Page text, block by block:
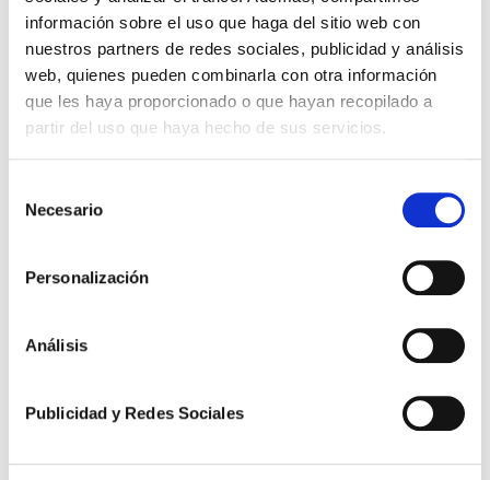
información sobre el uso que haga del sitio web con
nuestros partners de redes sociales, publicidad y análisis
web, quienes pueden combinarla con otra información
que les haya proporcionado o que hayan recopilado a
partir del uso que haya hecho de sus servicios.
Necesario
Personalización
Análisis
Publicidad y Redes Sociales